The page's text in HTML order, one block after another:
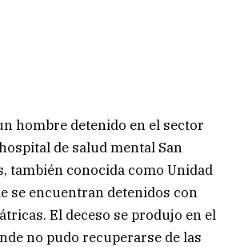
hombre detenido en el sector
de salud mental San
también conocida como Unidad
se encuentran detenidos con
El deceso se produjo en el
no pudo recuperarse de las